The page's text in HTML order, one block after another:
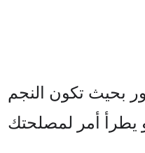
بحيث تكون النجم
يطرأ أمر لمصلحتك